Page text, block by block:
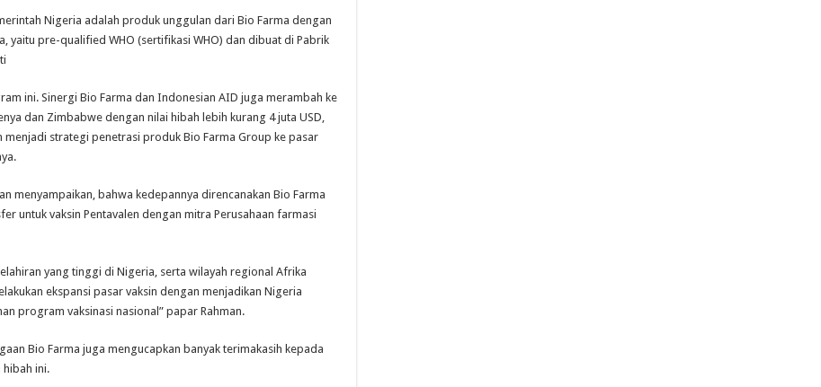
Nigeria adalah produk unggulan dari Bio Farma dengan
yaitu pre-qualified WHO (sertifikasi WHO) dan dibuat di Pabrik
ini. Sinergi Bio Farma dan Indonesian AID juga merambah ke
dan Zimbabwe dengan nilai hibah lebih kurang 4 juta USD,
strategi penetrasi produk Bio Farma Group ke pasar
menyampaikan, bahwa kedepannya direncanakan Bio Farma
untuk vaksin Pentavalen dengan mitra Perusahaan farmasi
yang tinggi di Nigeria, serta wilayah regional Afrika
ekspansi pasar vaksin dengan menjadikan Nigeria
program vaksinasi nasional” papar Rahman.
Bio Farma juga mengucapkan banyak terimakasih kepada
ini.